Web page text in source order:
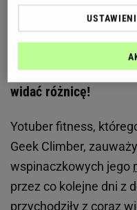
Zobacz wideoKasia
szpagatu
80 dni z codziennym
widać różnicę!
Yotuber fitness,
Geek Climber,
wspinaczkowych jego
przez co kolejne dni z
przychodziły z coraz